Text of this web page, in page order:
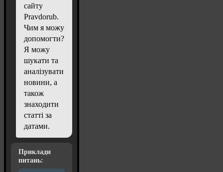
сайту
Pravdorub.
Чим я можу
допомогти?
Я можу
шукати та
аналізувати
новини, а
також
знаходити
статті за
датами.
Приклади
питань: